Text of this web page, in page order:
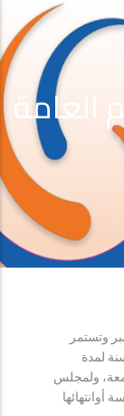
العامة
وتستمر
لمدة
ولمجلس
أوانتهائها